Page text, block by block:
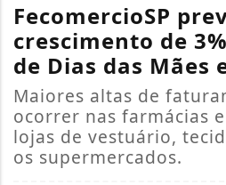
FecomercioSP
crescimento de
de Dias das Mães
Maiores altas de
ocorrer nas farmácias
lojas de vestuário,
os supermercados.